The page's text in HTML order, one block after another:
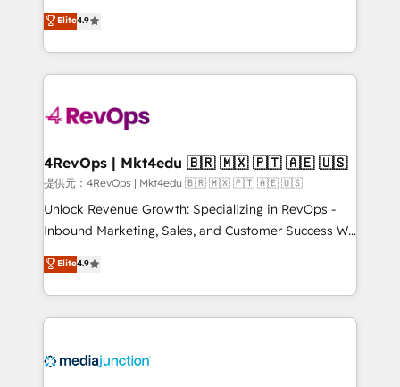
HubSpot experience ✔️Flexible pricing models —
Hourly-fee (assigned one Dedicated HubSpot
requirement). ✔️Helped over 25,000+ customers so
far with our HubSpot solutions. ✔️Bespoke apps &
on-demand bundle services. Connect with us today!
Hire an agency that's experienced in every inch of
HubSpot and willing to work hand-in-hand with your
team to simplify the complex and build a better
experience for your team and customers.
Elite4.9
4RevOps | Mkt4edu 🇧🇷 🇲🇽 🇵🇹 🇦🇪 🇺🇸
提供元：4RevOps | Mkt4edu 🇧🇷 🇲🇽 🇵🇹 🇦🇪 🇺🇸
Unlock Revenue Growth: Specializing in RevOps -
Inbound Marketing, Sales, and Customer Success We
specialize in driving revenue growth for companies
across industries through tailored marketing, sales,
and customer success strategies, utilizing RevOps
methodologies. As Latin America's largest HubSpot
offer unparalleled insights. Operating in five
Elite4.9